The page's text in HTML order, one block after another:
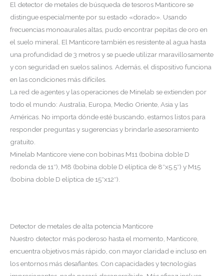
El detector de metales de búsqueda de tesoros Manticore se
distingue especialmente por su estado «dorado». Usando
frecuencias monoaurales altas, pudo encontrar pepitas de oro en
el suelo mineral. El Manticore también es resistente al agua hasta
una profundidad de 3 metros y se puede utilizar maravillosamente
y con seguridad en suelos salinos. Además, el dispositivo funciona
en las condiciones más difíciles.
La red de agentes y las operaciones de Minelab se extienden por
todo el mundo: Australia, Europa, Medio Oriente, Asia y las
Américas. No importa dónde esté buscando, estamos listos para
responder preguntas y sugerencias y brindarle asesoramiento
gratuito.
Minelab Manticore viene con bobinas M11 (bobina doble D
redonda de 11″), M8 (bobina doble D elíptica de 8″x5.5″) y M15
(bobina doble D elíptica de 15″x12″).
Detector de metales de alta potencia Manticore
Nuestro detector más poderoso hasta el momento, Manticore,
encuentra objetivos más rápido, con mayor claridad e incluso en
los entornos más desafiantes. Con capacidades y tecnologías